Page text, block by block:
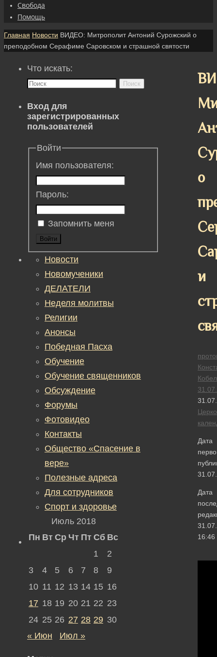
Свобода
Помощь
Главная Новости ВИДЕО: Митрополит Антоний Сурожский о
преподобном Серафиме Саровском и страшной святости
о
и
Дата
Дата
16:46
Что искать:
Поиск
Вход для
зарегистрированных
пользователей
Войти
Имя пользователя:
Пароль:
Запомнить меня
Войти
Новости
Новомученики
ДЕЛАТЕЛИ
Неделя молитвы
Религии
Анонсы
Победная Пасха
Обучение
Обучение священников
Обсуждение
Форумы
Фотовидео
Контакты
Общество «Спасение в
вере»
Полезные адреса
Для сотрудников
Спорт и здоровье
Июль 2018
Пн Вт Ср Чт Пт Сб Вс
1
2
3
4 5 6 7 8
9
10 11 12 13 14 15 16
17 18 19 20 21 22 23
24 25 26 27 28 29 30
« Июн
Июл »